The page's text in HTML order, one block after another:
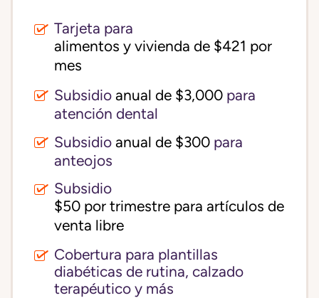
Tarjeta para
alimentos y vivienda de $421 por
mes
Subsidio anual de $3,000 para
atención dental
Subsidio anual de $300 para
anteojos
Subsidio
$50 por trimestre para artículos de
venta libre
Cobertura para plantillas
diabéticas de rutina, calzado
terapéutico y más